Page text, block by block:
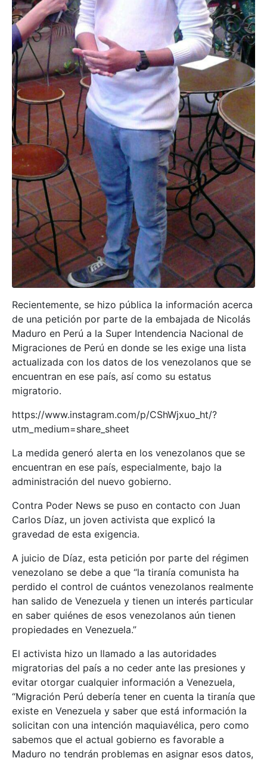
Recientemente, se hizo pública la información acerca
de una petición por parte de la embajada de Nicolás
Maduro en Perú a la Super Intendencia Nacional de
Migraciones de Perú en donde se les exige una lista
actualizada con los datos de los venezolanos que se
encuentran en ese país, así como su estatus
migratorio.
https://www.instagram.com/p/CShWjxuo_ht/?
utm_medium=share_sheet
La medida generó alerta en los venezolanos que se
encuentran en ese país, especialmente, bajo la
administración del nuevo gobierno.
Contra Poder News se puso en contacto con Juan
Carlos Díaz, un joven activista que explicó la
gravedad de esta exigencia.
A juicio de Díaz, esta petición por parte del régimen
venezolano se debe a que “la tiranía comunista ha
perdido el control de cuántos venezolanos realmente
han salido de Venezuela y tienen un interés particular
en saber quiénes de esos venezolanos aún tienen
propiedades en Venezuela.”
El activista hizo un llamado a las autoridades
migratorias del país a no ceder ante las presiones y
evitar otorgar cualquier información a Venezuela,
“Migración Perú debería tener en cuenta la tiranía que
existe en Venezuela y saber que está información la
solicitan con una intención maquiavélica, pero como
sabemos que el actual gobierno es favorable a
Maduro no tendrán problemas en asignar esos datos,